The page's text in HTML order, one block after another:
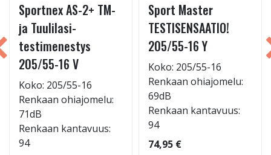
Sportnex AS-2+ TM-
ja Tuulilasi-
testimenestys
205/55-16 V
Koko: 205/55-16
Renkaan ohiajomelu:
71dB
Renkaan kantavuus:
94
Sport Master
TESTISENSAATIO!
205/55-16 Y
Koko: 205/55-16
Renkaan ohiajomelu:
69dB
Renkaan kantavuus:
94
74,95 €